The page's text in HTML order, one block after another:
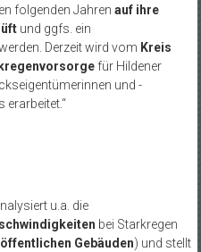
folgenden Jahren auf ihre
und ggfs. ein
Derzeit wird vom Kreis
für Hildener
und -
u.a. die
bei Starkregen
öffentlichen Gebäuden) und stellt